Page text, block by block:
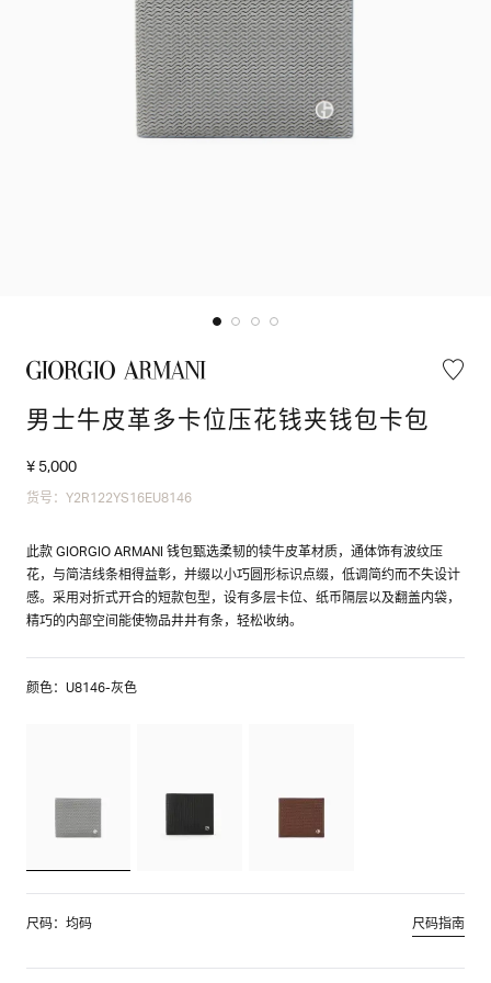
男士牛皮革多卡位压花钱夹钱包卡包
¥ 5,000
货号：Y2R122YS16EU8146
此款 GIORGIO ARMANI 钱包甄选柔韧的犊牛皮革材质，通体饰有波纹压
花，与简洁线条相得益彰，并缀以小巧圆形标识点缀，低调简约而不失设计
感。采用对折式开合的短款包型，设有多层卡位、纸币隔层以及翻盖内袋，
精巧的内部空间能使物品井井有条，轻松收纳。
颜色：U8146-灰色
尺码：均码 尺码指南